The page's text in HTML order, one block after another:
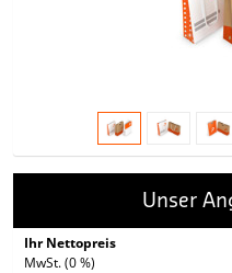
Unser
Ihr Nettopreis
MwSt. (0 %)